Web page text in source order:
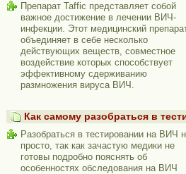
Препарат Taffic представляет собой
важное достижение в лечении ВИЧ-
инфекции. Этот медицинский
объединяет в себе несколько
действующих веществ, совместное
воздействие которых способствует
эффективному сдерживанию
размножения вируса ВИЧ.
Как самому разобраться в
Разобраться в тестировании на ВИЧ
просто, так как зачастую медики не
готовы подробно пояснять об
особенностях обследования на ВИЧ